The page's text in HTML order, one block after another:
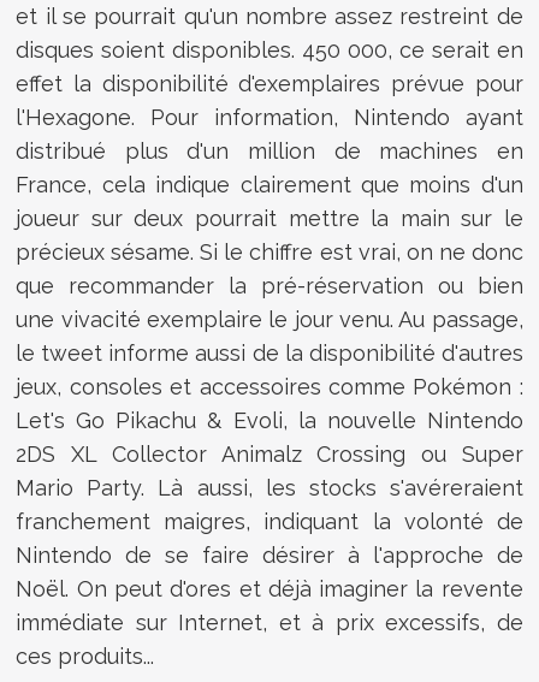
et il se pourrait qu'un nombre assez restreint de
disques soient disponibles. 450 000, ce serait en
effet la disponibilité d'exemplaires prévue pour
l'Hexagone. Pour information, Nintendo ayant
distribué plus d'un million de machines en
France, cela indique clairement que moins d'un
joueur sur deux pourrait mettre la main sur le
précieux sésame. Si le chiffre est vrai, on ne donc
que recommander la pré-réservation ou bien
une vivacité exemplaire le jour venu. Au passage,
le tweet informe aussi de la disponibilité d'autres
jeux, consoles et accessoires comme Pokémon :
Let's Go Pikachu & Evoli, la nouvelle Nintendo
2DS XL Collector Animalz Crossing ou Super
Mario Party. Là aussi, les stocks s'avéreraient
franchement maigres, indiquant la volonté de
Nintendo de se faire désirer à l'approche de
Noël. On peut d'ores et déjà imaginer la revente
immédiate sur Internet, et à prix excessifs, de
ces produits...